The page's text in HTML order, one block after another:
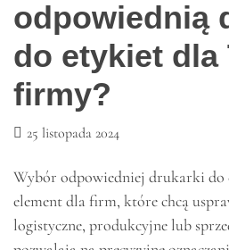
BIURO
Jak wybrać
odpowiednią